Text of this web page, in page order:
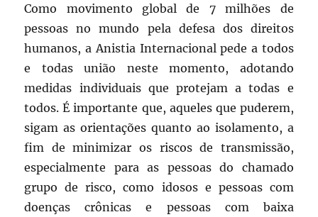
Como movimento global de 7 milhões de
pessoas no mundo pela defesa dos direitos
humanos, a Anistia Internacional pede a todos
e todas união neste momento, adotando
medidas individuais que protejam a todas e
todos. É importante que, aqueles que puderem,
sigam as orientações quanto ao isolamento, a
fim de minimizar os riscos de transmissão,
especialmente para as pessoas do chamado
grupo de risco, como idosos e pessoas com
doenças crônicas e pessoas com baixa